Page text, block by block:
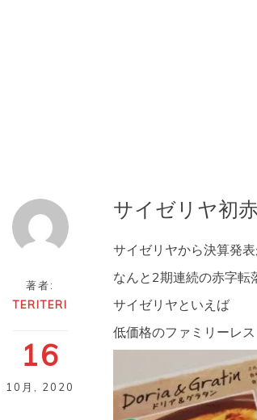
著者:
TERITERI
16
10月 2020
サイゼリヤ初
サイゼリヤから決算発表
なんと2期連続の赤字転
サイゼリヤといえば
低価格のファミリーレス